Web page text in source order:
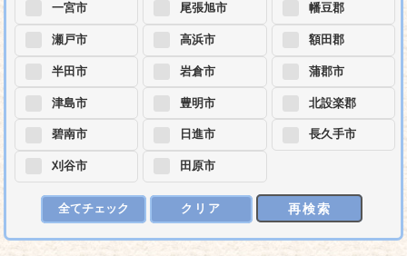
一宮市
瀬戸市
半田市
津島市
碧南市
刈谷市
尾張旭市
高浜市
岩倉市
豊明市
日進市
田原市
幡豆郡
額田郡
蒲郡市
北設楽郡
長久手市
全てチェック クリア 再検索